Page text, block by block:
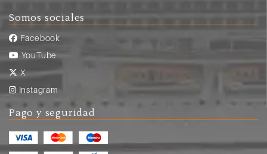
Somos sociales
Facebook
YouTube
X
Instagram
Pago y seguridad